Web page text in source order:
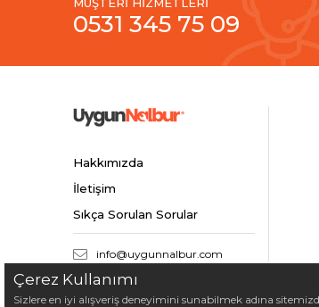
0531 345 75 09
Hakkımızda
İletişim
Sıkça Sorulan Sorular
info@uygunnalbur.com
Çerez Kullanımı
Sizlere en iyi alışveriş deneyimini sunabilmek adına